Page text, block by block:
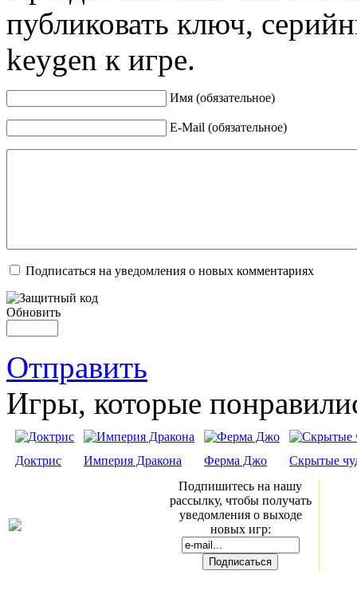
публиковать ключ,
keygen к игре.
Имя (обязательное)
E-Mail (обязательное)
Подписаться на уведомления о новых комментариях
Обновить
Отправить
Игры, которые
Доктрис Империя Дракона Ферма Джо
Скрытые
Подпишитесь на нашу
рассылку, чтобы получать
уведомления о выходе
новых игр: